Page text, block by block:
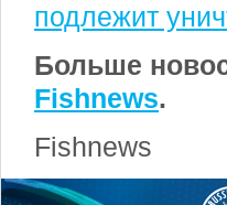
подлежит
Больше
Fishnews.
Fishnews